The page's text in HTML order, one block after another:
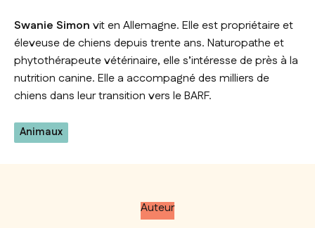
Swanie Simon vit en Allemagne. Elle est propriétaire et
éleveuse de chiens depuis trente ans. Naturopathe et
phytothérapeute vétérinaire, elle s’intéresse de près à la
nutrition canine. Elle a accompagné des milliers de
chiens dans leur transition vers le BARF.
Animaux
Auteur